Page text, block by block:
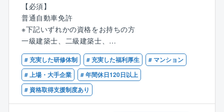
5.安定した経営基盤
JR西日本グループの一員として、安定した経営基盤を
誇っています。福利厚生も充実しており、安心して働
ける環境です。
▼担当する案件
◎自社開発の賃貸マンション・アパート
※規格商品の建築が大半の為、経験を積む事で効率的に
業務を進められるようになります。
▼仕事の詳細
安全や品質、工程の管理をお任せします。
同社独自のシステムとしてタブレット(ipad)で業務を支
援しスムーズに仕事を進められる環境を整えていま
【必須】
普通自動車免許
※下記いずれかの資格をお持ちの方
一級建築士、二級建築士、
1級建築施工管理技士、2級建築施工管理技士
# 充実した研修体制 # 充実した福利厚生
# マンション
# 上場・大手企業
# 年間休日120日以上
# 資格取得支援制度あり